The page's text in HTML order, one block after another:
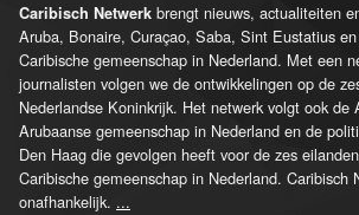
Caribisch Netwerk brengt nieuws, actualiteiten
Aruba, Bonaire, Curaçao, Saba, Sint Eustatius
Caribische gemeenschap in Nederland. Met een
journalisten volgen we de ontwikkelingen op de
Nederlandse Koninkrijk. Het netwerk volgt ook de
Arubaanse gemeenschap in Nederland en de
Den Haag die gevolgen heeft voor de zes
Caribische gemeenschap in Nederland. Caribisch
onafhankelijk. ...